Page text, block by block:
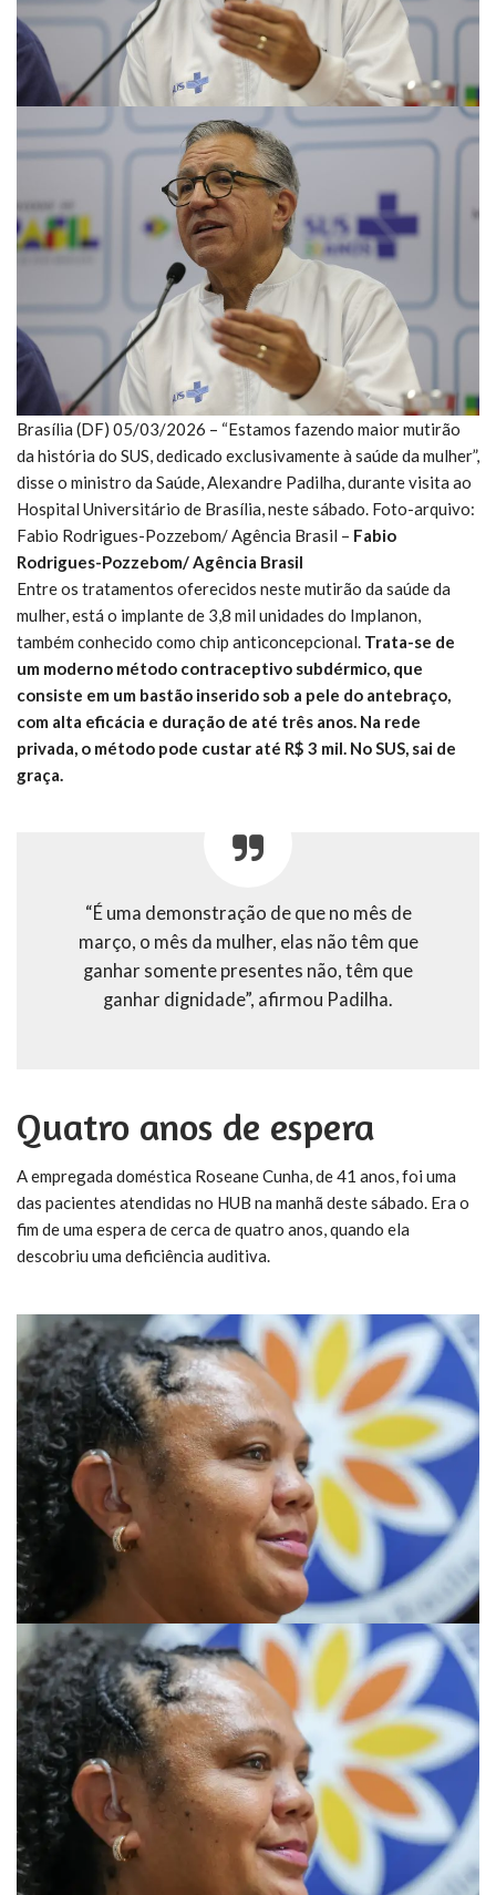
Brasília (DF) 05/03/2026 – “Estamos fazendo maior mutirão
da história do SUS, dedicado exclusivamente à saúde da mulher”,
disse o ministro da Saúde, Alexandre Padilha, durante visita ao
Hospital Universitário de Brasília, neste sábado. Foto-arquivo:
Fabio Rodrigues-Pozzebom/ Agência Brasil – Fabio
Rodrigues-Pozzebom/ Agência Brasil
Entre os tratamentos oferecidos neste mutirão da saúde da
mulher, está o implante de 3,8 mil unidades do Implanon,
também conhecido como chip anticoncepcional. Trata-se de
um moderno método contraceptivo subdérmico, que
consiste em um bastão inserido sob a pele do antebraço,
com alta eficácia e duração de até três anos. Na rede
privada, o método pode custar até R$ 3 mil. No SUS, sai de
graça.
“É uma demonstração de que no mês de
março, o mês da mulher, elas não têm que
ganhar somente presentes não, têm que
ganhar dignidade”, afirmou Padilha.
Quatro anos de espera
A empregada doméstica Roseane Cunha, de 41 anos, foi uma
das pacientes atendidas no HUB na manhã deste sábado. Era o
fim de uma espera de cerca de quatro anos, quando ela
descobriu uma deficiência auditiva.